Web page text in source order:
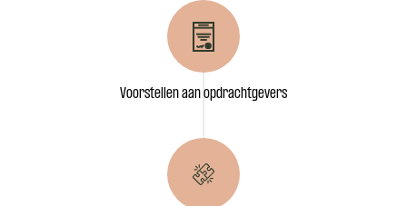
Voorstellen aan opdrachtgevers